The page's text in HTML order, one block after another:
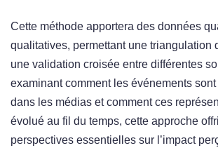
Cette méthode apportera des données
qualitatives, permettant une triangulation
une validation croisée entre différentes
examinant comment les événements
dans les médias et comment ces
évolué au fil du temps, cette approche
perspectives essentielles sur l’impact